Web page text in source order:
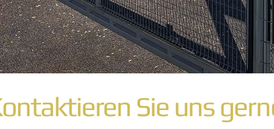
Sie uns